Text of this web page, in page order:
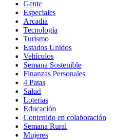
Gente
Especiales
Arcadia
Tecnología
Turismo
Estados Unidos
Vehículos
Semana Sostenible
Finanzas Personales
4 Patas
Salud
Loterías
Educación
Contenido en colaboración
Semana Rural
Mujeres